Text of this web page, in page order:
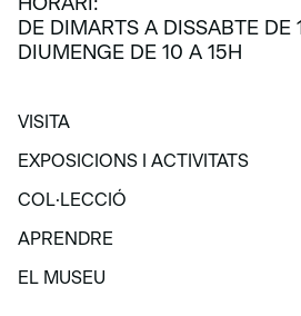
DE DIMARTS A DISSABTE DE
DIUMENGE DE 10 A 15H
VISITA
VISITA
EXPOSICIONS I ACTIVITATS
EXPOSICIONS I ACTIVITATS
COL·LECCIÓ
COL·LECCIÓ
APRENDRE
APRENDRE
EL MUSEU